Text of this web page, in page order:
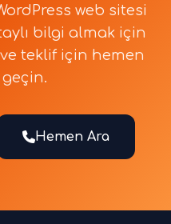
web sitesi
bilgi almak için
teklif için hemen
Hemen Ara